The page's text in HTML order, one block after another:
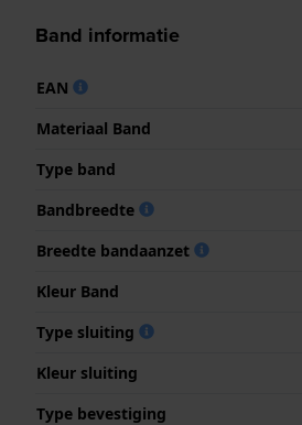
Band informatie
EAN
Materiaal Band
Type band
Bandbreedte
Breedte bandaanzet
Kleur Band
Type sluiting
Kleur sluiting
Type bevestiging